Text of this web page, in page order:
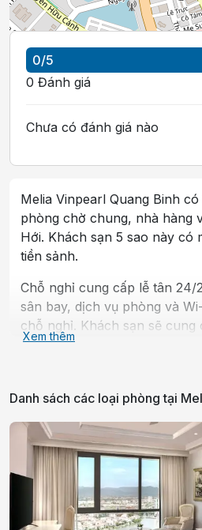
0/5
0 Đánh giá
Chưa có đánh giá nào
Melia Vinpearl Quang Binh
phòng chờ chung, nhà hàng
Hới. Khách sạn 5 sao này có
tiền sảnh.
Chỗ nghỉ cung cấp lễ tân 24/
sân bay, dịch vụ phòng và
chỗ nghỉ. Khách sạn sẽ
phòng có điều hòa, bàn làm
Các phòng có tủ quần áo.
kiểu lục địa và kiểu Á. Chỗ
nhà, tiệm làm tóc và dịch vụ
khuôn viên. Melia Vinpearl
biển Nhật Lệ 1.9 km.
Sân bay gần nhất là Sân
Xem thêm
Danh sách các loại phòng tại